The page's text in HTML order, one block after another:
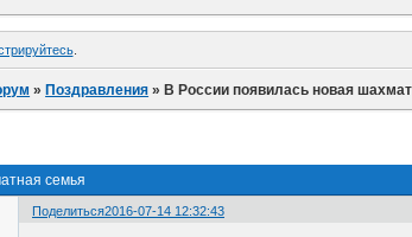
.
»Поздравления »В России появилась новая
семья
Поделиться2016-07-14 12:32:43